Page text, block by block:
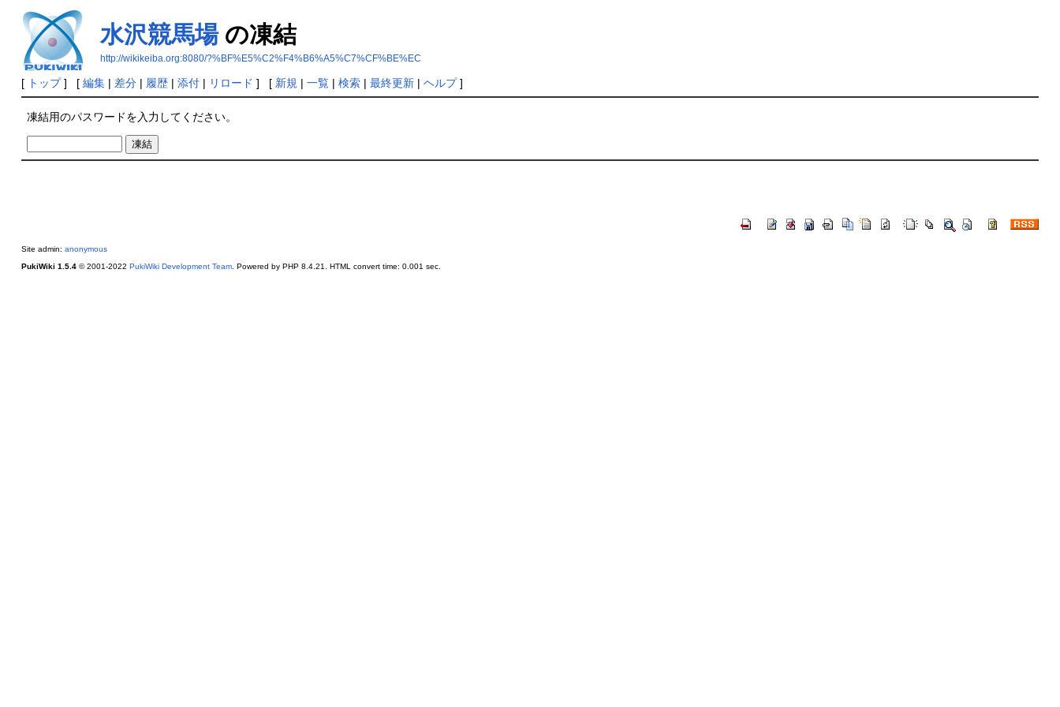
水沢競馬場の凍結
http://wikikeiba.org:8080/?%BF%E5%C2%F4%B6%A5%C7%CF%BE%EC
[ トップ] [ 編集| 差分| 履歴| 添付| リロード ] [ 新規 | 一覧| 検索| 最終更新| ヘルプ]
凍結用のパスワードを入力してください。
Site admin: anonymous
PukiWiki 1.5.4© 2001-2022 PukiWiki Development Team. Powered by PHP 8.4.21. HTML convert time: 0.001 sec.